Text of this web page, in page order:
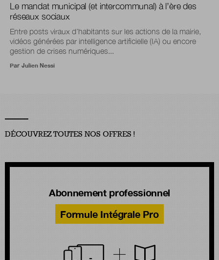
Le mandat municipal (et intercommunal) à l’ère des
réseaux sociaux
Entre posts viraux d’habitants sur les actions de la mairie,
vidéos générées par intelligence artificielle (IA) ou encore
gestion de crises numériques...
Par Julien Nessi
DÉCOUVREZ TOUTES NOS OFFRES !
Abonnement professionnel
Formule Intégrale Pro